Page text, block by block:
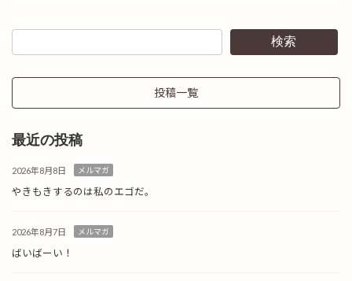
検索
投稿一覧
最近の投稿
2026年8月8日 メルマガ
やきもきするのは私のエゴだ。
2026年8月7日 メルマガ
ばいばーい！